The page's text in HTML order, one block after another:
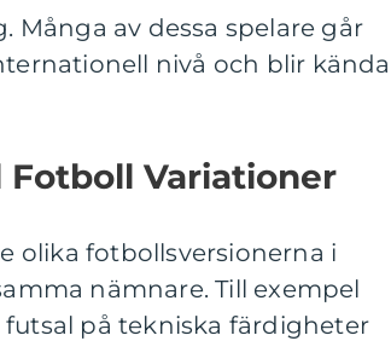
Många av dessa spelare går
nivå och blir kända
Variationer
olika fotbollsversionerna i
nämnare. Till exempel
på tekniska färdigheter